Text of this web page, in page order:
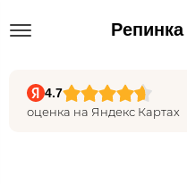
4.7
оценка на Яндекс Картах